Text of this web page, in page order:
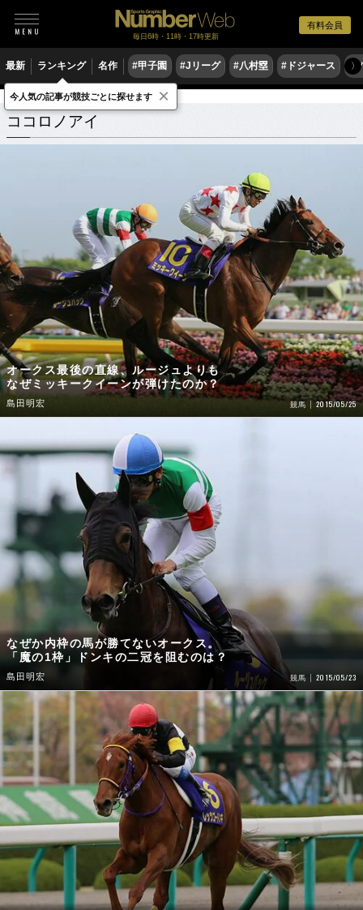
有料会員
毎日6時・11時・17時更新
最新 ランキング 名作 #甲子園 #Jリーグ #八村塁 #ドジャース #
〉
ココロノアイ 関連記事
ココロノアイ
オークス最後の直線、ルージュよりも
なぜミッキークイーンが弾けたのか？
島田明宏 競馬 2015/05/25
なぜか内枠の馬が勝てないオークス。
「魔の1枠」ドンキの二冠を阻むのは？
島田明宏 競馬 2015/05/23
今人気の記事が競技ごとに探せます ×